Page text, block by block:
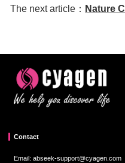
The next article： Nature
Contact
Email: abseek-support@cyagen.com